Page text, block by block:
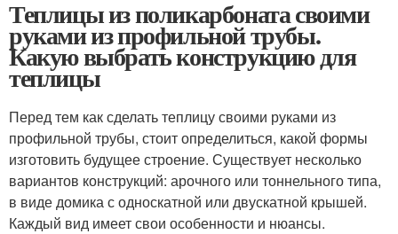
Теплицы из поликарбоната своими
руками из профильной трубы.
Какую выбрать конструкцию для
теплицы
Перед тем как сделать теплицу своими руками из
профильной трубы, стоит определиться, какой формы
изготовить будущее строение. Существует несколько
вариантов конструкций: арочного или тоннельного типа,
в виде домика с односкатной или двускатной крышей.
Каждый вид имеет свои особенности и нюансы.